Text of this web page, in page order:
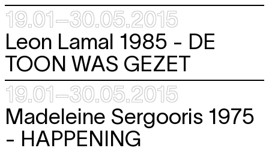
19.01–30.05.2015
Leon Lamal 1985 - DE
TOON WAS GEZET
19.01–30.05.2015
Madeleine Sergooris 1975
- HAPPENING